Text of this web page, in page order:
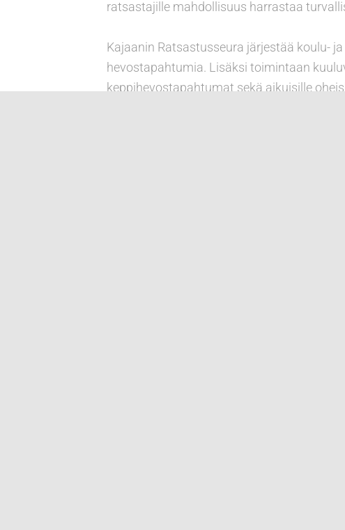
ratsastajille mahdollisuus harrastaa
Kajaanin Ratsastusseura järjestää koulu-
hevostapahtumia. Lisäksi toimintaan
keppihevostapahtumat sekä aikuisille